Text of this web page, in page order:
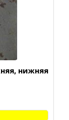
нижняя